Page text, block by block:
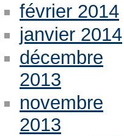
février 2014
janvier 2014
décembre
2013
novembre
2013